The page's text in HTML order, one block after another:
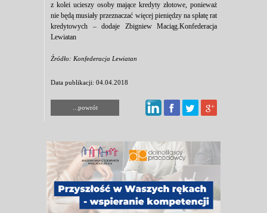
z kolei ucieszy osoby mające kredyty złotowe, ponieważ
nie będą musiały przeznaczać więcej pieniędzy na spłatę rat
kredytowych – dodaje Zbigniew Maciąg.Konfederacja
Lewiatan
Źródło: Konfederacja Lewiatan
Data publikacji: 04.04.2018
...powrót